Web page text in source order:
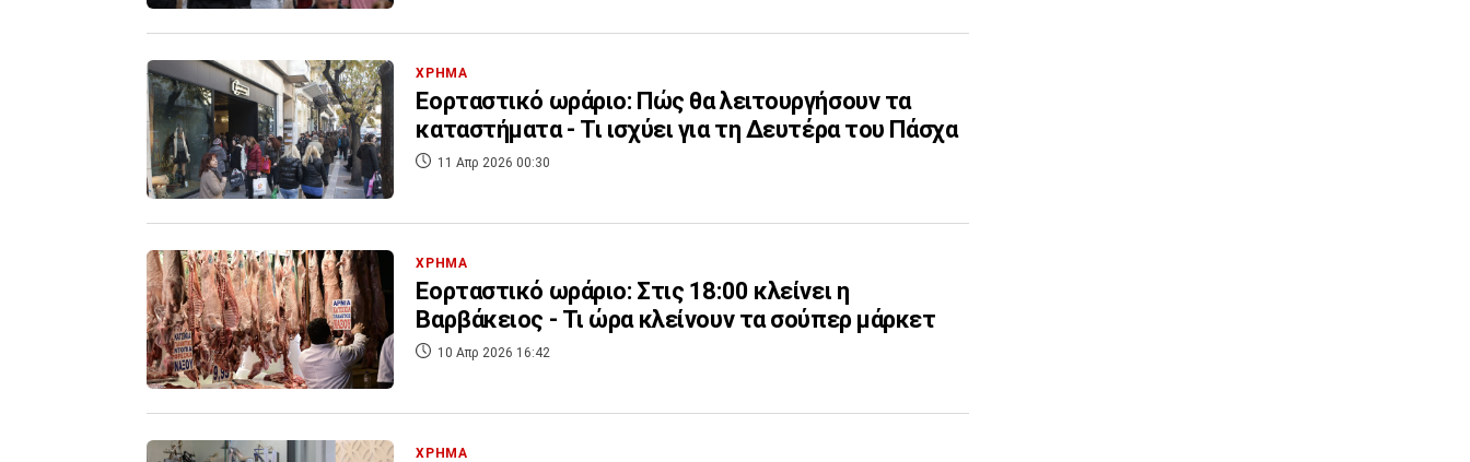
ΧΡΗΜΑ
Eορταστικό ωράριο: Πώς θα λειτουργήσουν τα
καταστήματα - Τι ισχύει για τη Δευτέρα του Πάσχα
11 Απρ 2026 00:30
ΧΡΗΜΑ
Εορταστικό ωράριο: Στις 18:00 κλείνει η
Βαρβάκειος - Τι ώρα κλείνουν τα σούπερ μάρκετ
10 Απρ 2026 16:42
ΧΡΗΜΑ